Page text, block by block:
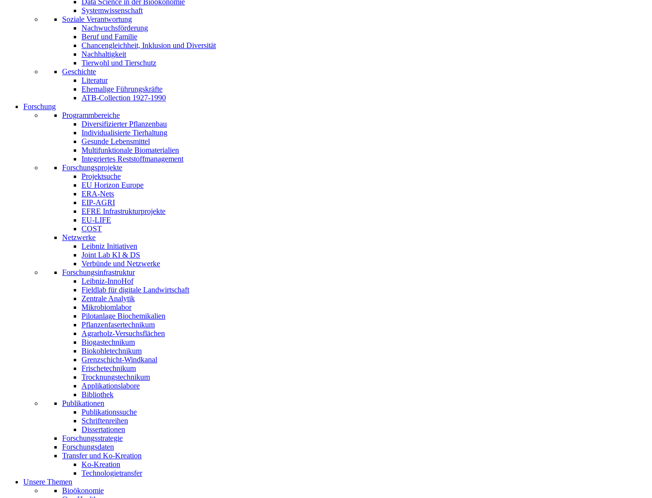
Data Science in der Bioökonomie
Systemwissenschaft
Soziale Verantwortung
Nachwuchsförderung
Beruf und Familie
Chancengleichheit, Inklusion und Diversität
Nachhaltigkeit
Tierwohl und Tierschutz
Geschichte
Literatur
Ehemalige Führungskräfte
ATB-Collection 1927-1990
Forschung
Programmbereiche
Diversifizierter Pflanzenbau
Individualisierte Tierhaltung
Gesunde Lebensmittel
Multifunktionale Biomaterialien
Integriertes Reststoffmanagement
Forschungsprojekte
Projektsuche
EU Horizon Europe
ERA-Nets
EIP-AGRI
EFRE Infrastrukturprojekte
EU-LIFE
COST
Netzwerke
Leibniz Initiativen
Joint Lab KI & DS
Verbünde und Netzwerke
Forschungsinfrastruktur
Leibniz-InnoHof
Fieldlab für digitale Landwirtschaft
Zentrale Analytik
Mikrobiomlabor
Pilotanlage Biochemikalien
Pflanzenfasertechnikum
Agrarholz-Versuchsflächen
Biogastechnikum
Biokohletechnikum
Grenzschicht-Windkanal
Frischetechnikum
Trocknungstechnikum
Applikationslabore
Bibliothek
Publikationen
Publikationssuche
Schriftenreihen
Dissertationen
Forschungsstrategie
Forschungsdaten
Transfer und Ko-Kreation
Ko-Kreation
Technologietransfer
Unsere Themen
Bioökonomie